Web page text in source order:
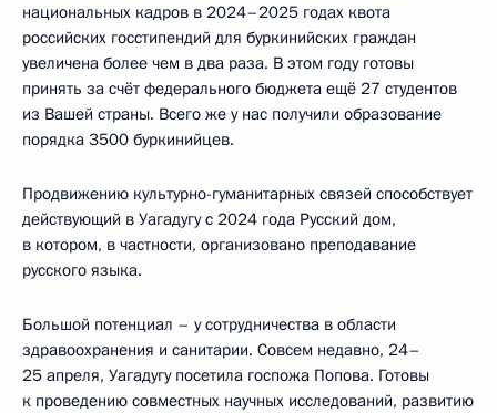
национальных кадров в 2024–2025 годах квота
российских госстипендий для буркинийских граждан
увеличена более чем в два раза. В этом году готовы
принять за счёт федерального бюджета ещё 27 студентов
из Вашей страны. Всего же у нас получили образование
порядка 3500 буркинийцев.
Продвижению культурно-гуманитарных связей способствует
действующий в Уагадугу с 2024 года Русский дом,
в котором, в частности, организовано преподавание
русского языка.
Большой потенциал – у сотрудничества в области
здравоохранения и санитарии. Совсем недавно, 24–
25 апреля, Уагадугу посетила госпожа Попова. Готовы
к проведению совместных научных исследований, развитию